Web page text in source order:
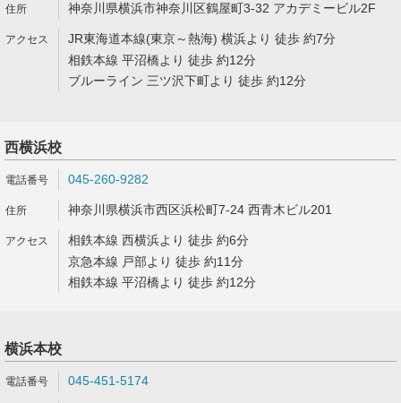
神奈川県横浜市神奈川区鶴屋町3-32 アカデミービル2F
JR東海道本線(東京～熱海) 横浜より 徒歩 約7分
相鉄本線 平沼橋より 徒歩 約12分
ブルーライン 三ツ沢下町より 徒歩 約12分
西横浜校
045-260-9282
神奈川県横浜市西区浜松町7-24 西青木ビル201
相鉄本線 西横浜より 徒歩 約6分
京急本線 戸部より 徒歩 約11分
相鉄本線 平沼橋より 徒歩 約12分
横浜本校
045-451-5174